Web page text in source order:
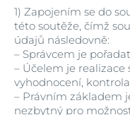
1) Zapojením se do
této soutěže, čímž
údajů následovně:
– Správcem je
– Účelem je realizace
vyhodnocení,
– Právním základem
nezbytný pro